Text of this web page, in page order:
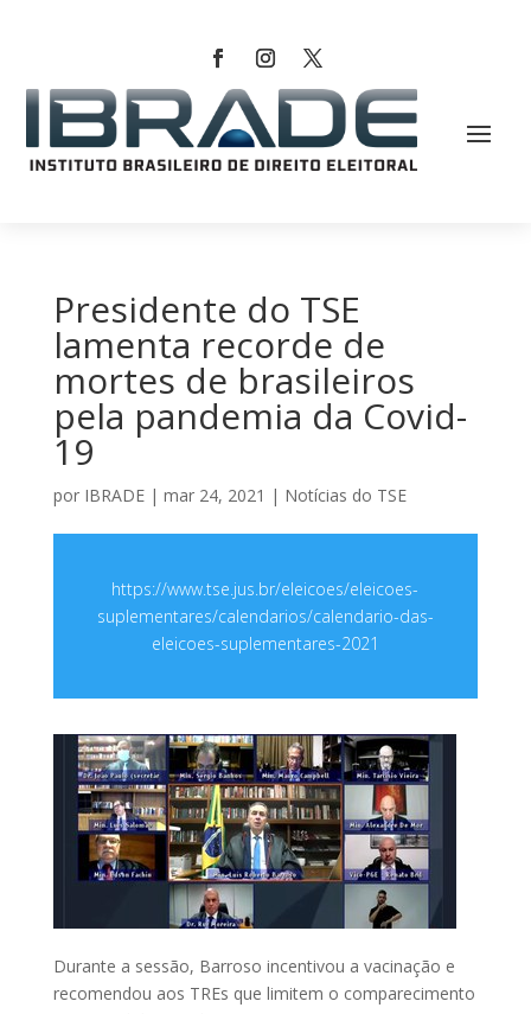
Presidente do TSE
lamenta recorde de
mortes de brasileiros
pela pandemia da Covid-
19
por IBRADE| mar 24, 2021 | Notícias do TSE
https://www.tse.jus.br/eleicoes/eleicoes-
suplementares/calendarios/calendario-das-
eleicoes-suplementares-2021
Durante a sessão, Barroso incentivou a vacinação e
recomendou aos TREs que limitem o comparecimento